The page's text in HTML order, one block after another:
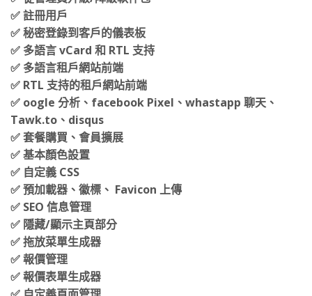
✅ 從管理員升級/降級軟件包
✅ 註冊用戶
✅ 秘密登錄到客戶的儀表板
✅ 多語言 vCard 和 RTL 支持
✅ 多語言租戶網站前端
✅ RTL 支持的租戶網站前端
✅ oogle 分析、facebook Pixel、whastapp 聊天、
Tawk.to、disqus
✅ 套餐購買、會員擴展
✅ 基本顏色設置
✅ 自定義 CSS
✅ 預加載器、徽標、 Favicon 上傳
✅ SEO 信息管理
✅ 隱藏/顯示主頁部分
✅ 拖放菜單生成器
✅ 報價管理
✅ 報價表單生成器